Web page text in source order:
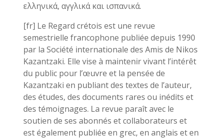
ελληνικά, αγγλικά και ισπανικά.
[fr] Le Regard crétois est une revue
semestrielle francophone publiée depuis 1990
par la Société internationale des Amis de Nikos
Kazantzaki. Elle vise à maintenir vivant l’intérêt
du public pour l’œuvre et la pensée de
Kazantzaki en publiant des textes de l’auteur,
des études, des documents rares ou inédits et
des témoignages. La revue paraît avec le
soutien de ses abonnés et collaborateurs et
est également publiée en grec, en anglais et en